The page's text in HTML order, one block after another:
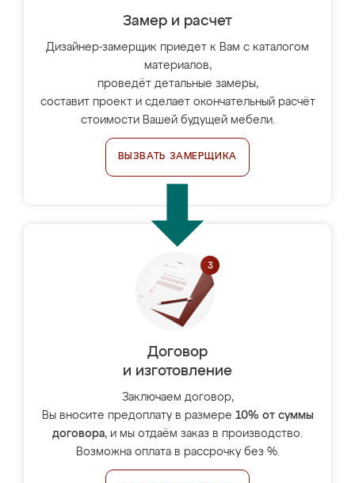
Замер и расчет
Дизайнер-замерщик приедет к Вам с каталогом
материалов,
проведёт детальные замеры,
составит проект и сделает окончательный расчёт
стоимости Вашей будущей мебели.
ВЫЗВАТЬ ЗАМЕРЩИКА
Договор
и изготовление
Заключаем договор,
Вы вносите предоплату в размере 10% от суммы
договора, и мы отдаём заказ в производство.
Возможна оплата в рассрочку без %.